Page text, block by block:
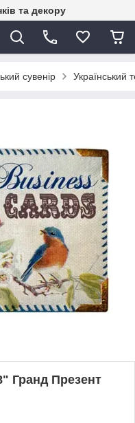
та декору
сувенір Український
Гранд Презент